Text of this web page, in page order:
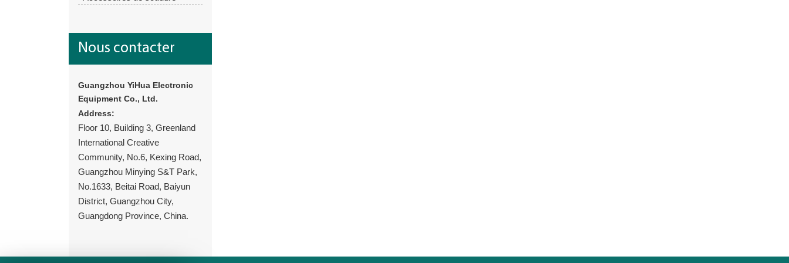
Nous contacter
Guangzhou YiHua Electronic
Equipment Co., Ltd.
Address:
Floor 10, Building 3, Greenland
International Creative
Community, No.6, Kexing Road,
Guangzhou Minying S&T Park,
No.1633, Beitai Road, Baiyun
District, Guangzhou City,
Guangdong Province, China.